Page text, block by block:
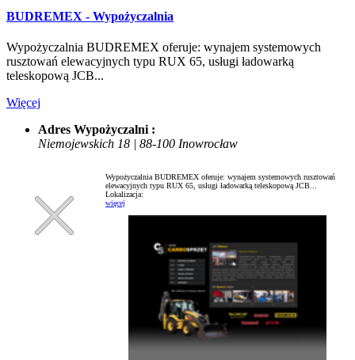
BUDREMEX - Wypożyczalnia
Wypożyczalnia BUDREMEX oferuje: wynajem systemowych
rusztowań elewacyjnych typu RUX 65, usługi ładowarką
teleskopową JCB...
Więcej
Adres Wypożyczalni :
Niemojewskich 18 | 88-100 Inowrocław
Wypożyczalnia BUDREMEX oferuje: wynajem systemowych rusztowań
elewacyjnych typu RUX 65, usługi ładowarką teleskopową JCB...
Lokalizacja:
więcej